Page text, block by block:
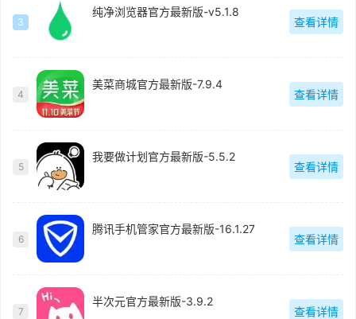
3
纯净浏览器官方最新版-v5.1.8
查看详情
4
美菜商城官方最新版-7.9.4
查看详情
5
我要做计划官方最新版-5.5.2
查看详情
6
腾讯手机管家官方最新版-16.1.27
查看详情
7
半次元官方最新版-3.9.2
查看详情